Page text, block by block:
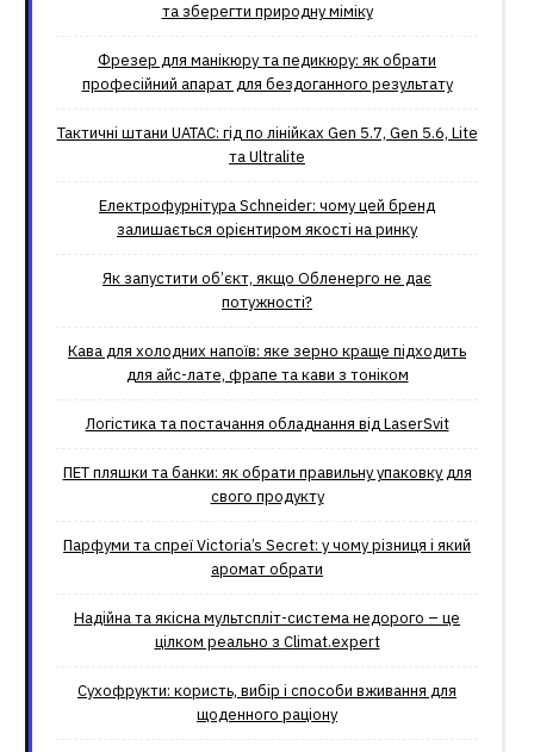
та зберегти природну міміку
Фрезер для манікюру та педикюру: як обрати
професійний апарат для бездоганного результату
Тактичні штани UATAC: гід по лінійках Gen 5.7, Gen 5.6, Lite
та Ultralite
Електрофурнітура Schneider: чому цей бренд
залишається орієнтиром якості на ринку
Як запустити об’єкт, якщо Обленерго не дає
потужності?
Кава для холодних напоїв: яке зерно краще підходить
для айс-лате, фрапе та кави з тоніком
Логістика та постачання обладнання від LaserSvit
ПЕТ пляшки та банки: як обрати правильну упаковку для
свого продукту
Парфуми та спреї Victoria’s Secret: у чому різниця і який
аромат обрати
Надійна та якісна мультспліт-система недорого – це
цілком реально з Climat.еxpert
Сухофрукти: користь, вибір і способи вживання для
щоденного раціону